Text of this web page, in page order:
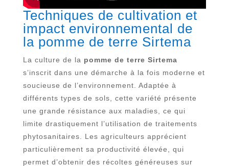
Techniques de cultivation et
impact environnemental de
la pomme de terre Sirtema
La culture de la pomme de terre Sirtema
s’inscrit dans une démarche à la fois moderne et
soucieuse de l’environnement. Adaptée à
différents types de sols, cette variété présente
une grande résistance aux maladies, ce qui
limite drastiquement l’utilisation de traitements
phytosanitaires. Les agriculteurs apprécient
particulièrement sa productivité élevée, qui
permet d’obtenir des récoltes généreuses sur